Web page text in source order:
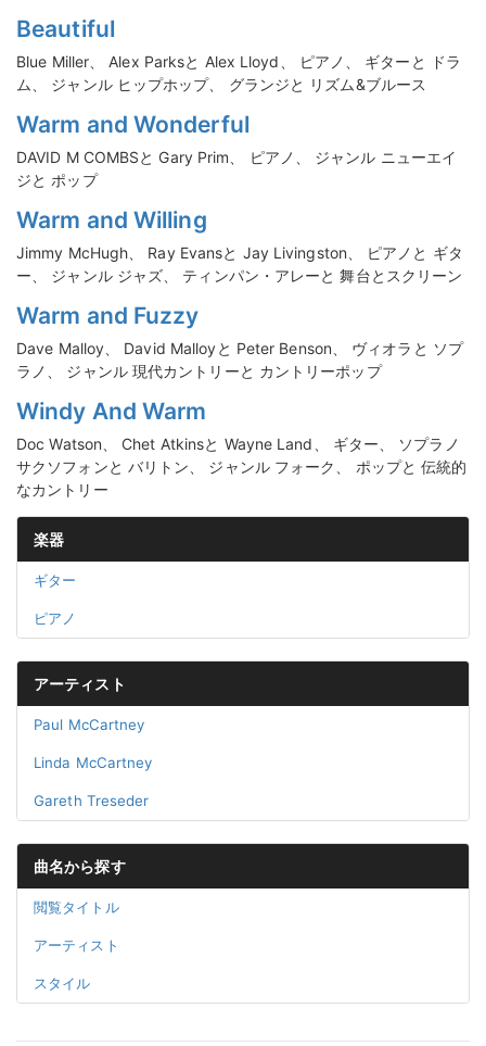
Beautiful
Blue Miller、 Alex Parksと Alex Lloyd、 ピアノ、 ギターと ドラ
ム、 ジャンル ヒップホップ、 グランジと リズム&ブルース
Warm and Wonderful
DAVID M COMBSと Gary Prim、 ピアノ、 ジャンル ニューエイ
ジと ポップ
Warm and Willing
Jimmy McHugh、 Ray Evansと Jay Livingston、 ピアノと ギタ
ー、 ジャンル ジャズ、 ティンパン・アレーと 舞台とスクリーン
Warm and Fuzzy
Dave Malloy、 David Malloyと Peter Benson、 ヴィオラと ソプ
ラノ、 ジャンル 現代カントリーと カントリーポップ
Windy And Warm
Doc Watson、 Chet Atkinsと Wayne Land、 ギター、 ソプラノ
サクソフォンと バリトン、 ジャンル フォーク、 ポップと 伝統的
なカントリー
楽器
ギター
ピアノ
アーティスト
Paul McCartney
Linda McCartney
Gareth Treseder
曲名から探す
閲覧タイトル
アーティスト
スタイル